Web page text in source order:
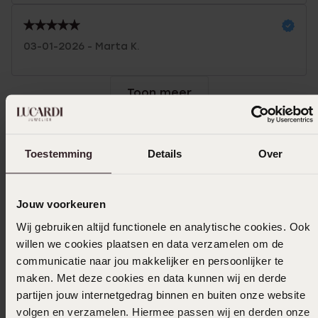
Toestemming Details Over
Jouw voorkeuren
Wij gebruiken altijd functionele en analytische cookies. Ook
willen we cookies plaatsen en data verzamelen om de
communicatie naar jou makkelijker en persoonlijker te
maken. Met deze cookies en data kunnen wij en derde
partijen jouw internetgedrag binnen en buiten onze website
volgen en verzamelen. Hiermee passen wij en derden onze
03-01-2026 - Marta K.
Toon meer
Ook leuk voor jou